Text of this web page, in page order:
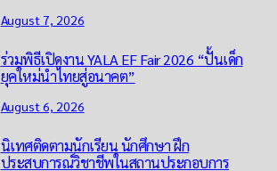
August 7, 2026
ร่วมพิธีเปิดงาน YALA EF Fair 2026 “ปั้นเด็ก
ยุคใหม่นำไทยสู่อนาคต”
August 6, 2026
นิเทศติดตามนักเรียน นักศึกษา ฝึก
ประสบการณ์วิชาชีพในสถานประกอบการ